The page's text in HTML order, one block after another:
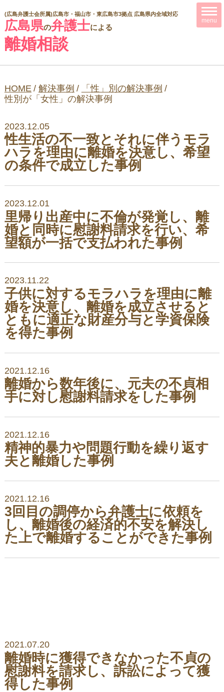
広島県の弁護士による
離婚相談
(広島弁護士会所属)広島市・福山市・東広島市3拠点 広島県内全域対応
menu
HOME / 解決事例 / 「性」別の解決事例 /
性別が「女性」の解決事例
2023.12.05
性生活の不一致とそれに伴うモラ
ハラを理由に離婚を決意し、希望
の条件で成立した事例
2023.12.01
里帰り出産中に不倫が発覚し、離
婚と同時に慰謝料請求を行い、希
望額が一括で支払われた事例
2023.11.22
子供に対するモラハラを理由に離
婚を決意し、離婚を成立させると
ともに適正な財産分与と学資保険
を得た事例
2021.12.16
離婚から数年後に、元夫の不貞相
手に対し慰謝料請求をした事例
2021.12.16
精神的暴力や問題行動を繰り返す
夫と離婚した事例
2021.12.16
3回目の調停から弁護士に依頼を
し、離婚後の経済的不安を解決し
た上で離婚することができた事例
2021.07.20
離婚時に獲得できなかった不貞の
慰謝料を請求し、訴訟によって獲
得した事例